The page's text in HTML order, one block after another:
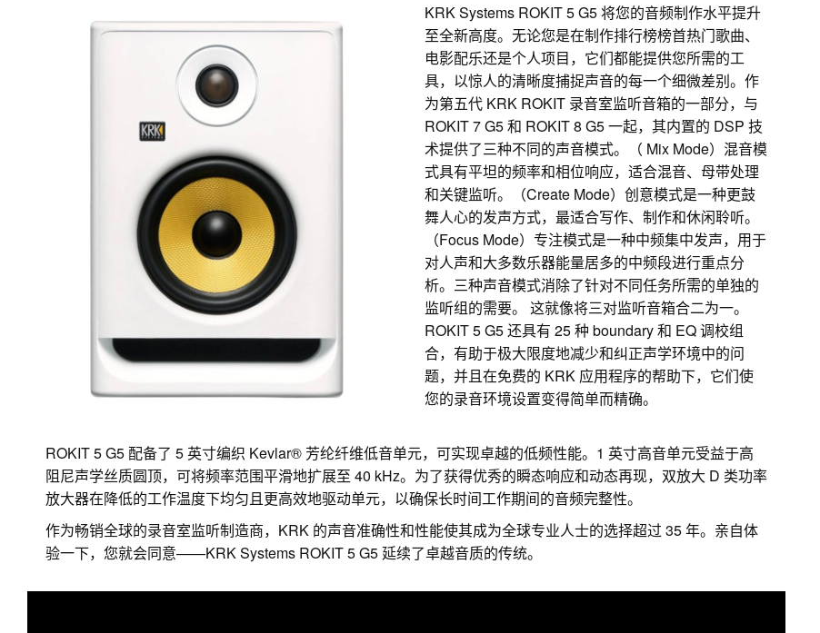
KRK Systems ROKIT 5 G5 将您的音频制作水平提升
至全新高度。无论您是在制作排行榜榜首热门歌曲、
电影配乐还是个人项目，它们都能提供您所需的工
具，以惊人的清晰度捕捉声音的每一个细微差别。作
为第五代 KRK ROKIT 录音室监听音箱的一部分，与
ROKIT 7 G5 和 ROKIT 8 G5 一起，其内置的 DSP 技
术提供了三种不同的声音模式。（ Mix Mode）混音模
式具有平坦的频率和相位响应，适合混音、母带处理
和关键监听。（Create Mode）创意模式是一种更鼓
舞人心的发声方式，最适合写作、制作和休闲聆听。
（Focus Mode）专注模式是一种中频集中发声，用于
对人声和大多数乐器能量居多的中频段进行重点分
析。三种声音模式消除了针对不同任务所需的单独的
监听组的需要。 这就像将三对监听音箱合二为一。
ROKIT 5 G5 还具有 25 种 boundary 和 EQ 调校组
合，有助于极大限度地减少和纠正声学环境中的问
题，并且在免费的 KRK 应用程序的帮助下，它们使
您的录音环境设置变得简单而精确。
ROKIT 5 G5 配备了 5 英寸编织 Kevlar® 芳纶纤维低音单元，可实现卓越的低频性能。1 英寸高音单元受益于高
阻尼声学丝质圆顶，可将频率范围平滑地扩展至 40 kHz。为了获得优秀的瞬态响应和动态再现，双放大 D 类功率
放大器在降低的工作温度下均匀且更高效地驱动单元，以确保长时间工作期间的音频完整性。
作为畅销全球的录音室监听制造商，KRK 的声音准确性和性能使其成为全球专业人士的选择超过 35 年。亲自体
验一下，您就会同意——KRK Systems ROKIT 5 G5 延续了卓越音质的传统。